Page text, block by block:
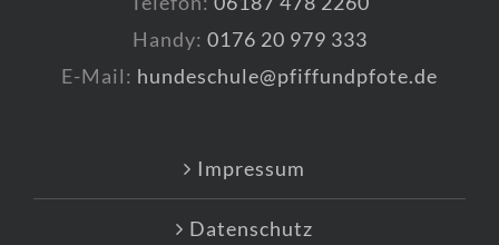
Handy: 0176 20 979 333
E-Mail: hundeschule@pfiffundpfote.de
Impressum
Datenschutz